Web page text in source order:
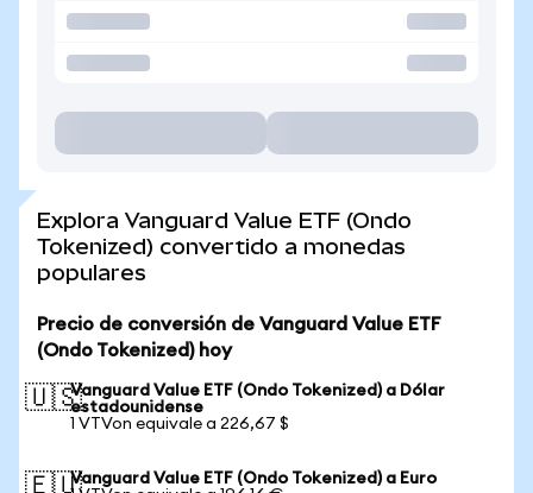
Explora Vanguard Value ETF (Ondo
Tokenized) convertido a monedas
populares
Precio de conversión de Vanguard Value ETF
(Ondo Tokenized) hoy
🇺🇸Vanguard Value ETF (Ondo Tokenized) a Dólar
estadounidense
1 VTVon equivale a 226,67 $
🇪🇺Vanguard Value ETF (Ondo Tokenized) a Euro